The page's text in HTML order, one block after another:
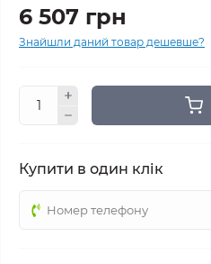
6 507 грн
Знайшли даний товар дешевше?
Купити в один клік